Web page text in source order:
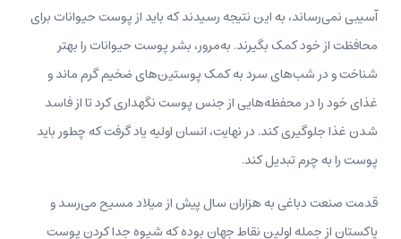
آسیبی نمی‌رساند، به این نتیجه رسیدند که باید از پوست حیوانات برای
محافظت از خود کمک بگیرند. به‌مرور، بشر پوست حیوانات را بهتر
شناخت و در شب‌های سرد به‌ کمک پوستین‌های ضخیم گرم ماند و
غذای خود را در محفظه‌هایی از جنس پوست نگهداری کرد تا از فاسد
شدن غذا جلوگیری کند. در نهایت، انسان اولیه یاد گرفت که چطور باید
پوست را به چرم تبدیل کند.
قدمت صنعت دباغی به هزاران سال پیش از میلاد مسیح می‌رسد و
پاکستان از جمله اولین نقاط جهان بوده که شیوه جدا کردن پوست